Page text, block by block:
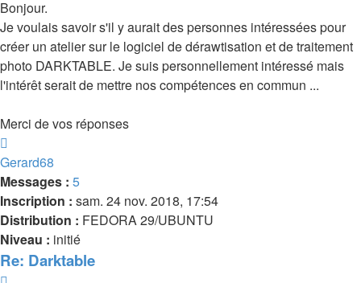
Bonjour.
Je voulais savoir s'il y aurait des personnes intéressées pour
créer un atelier sur le logiciel de dérawtisation et de traitement
photo DARKTABLE. Je suis personnellement intéressé mais
l'intérêt serait de mettre nos compétences en commun ...
Merci de vos réponses
Gerard68
Messages : 5
Inscription : sam. 24 nov. 2018, 17:54
Distribution : FEDORA 29/UBUNTU
Niveau : initié
Re: Darktable